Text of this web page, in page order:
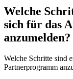
Welche
sich für das
anzumelden?
Welche Schritte sind
Partnerprogramm